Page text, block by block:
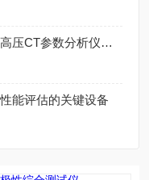
专业检测助力电网安全：武汉特高压CT参数分析仪应用评析
能评估的关键设备